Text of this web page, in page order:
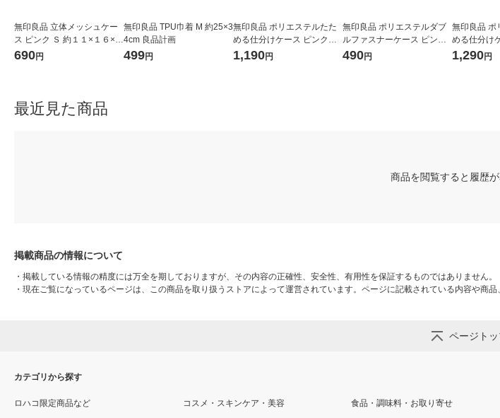
無印良品 立体メッシュケー
ス ピンク Ｓ 約１１×１６×５
ｃｍ 良品計画
690円
無印良品 TPU巾着 M 約25×3
4cm 良品計画
499円
無印良品 ポリエステルたた
める仕分けケース ピンク
Ｍ 約２６×４０×１０ｃｍ
良品計画
1,190円
無印良品 ポリエステルダブ
ルファスナーケース ピンク
Ｓ 約１０×１３．５ｃｍ 良
490円
無印良品 ポ
める仕分け
ダブルタイ
1,290円
最近見た商品
商品を閲覧すると履歴
掲載商品の情報について
・ 掲載している情報の精度には万全を期しておりますが、その内容の正確性、安全性、有用性を保証するものではありません。
・ 現在ご覧になっているページは、この商品を取り扱うストアによって運営されています。ページに記載されている内容や商
ページト
カテゴリから探す
ロハコ限定商品など コスメ・スキンケア・美容 食品・調味料・お取り寄せ